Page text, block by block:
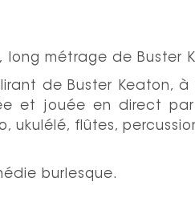
long métrage de Buster
de Buster Keaton,
et jouée en direct par
ukulélé, flûtes,
burlesque.